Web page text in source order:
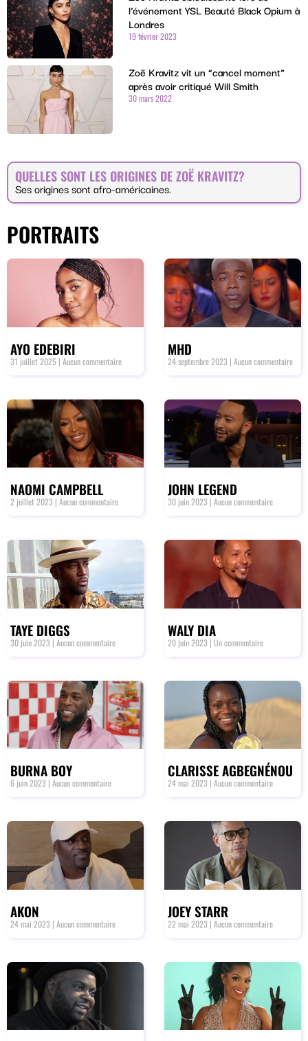
l’événement YSL Beauté Black Opium à
Londres
19 février 2023
Zoë Kravitz vit un “cancel moment”
après avoir critiqué Will Smith
30 mars 2022
QUELLES SONT LES ORIGINES DE ZOË KRAVITZ?
Ses origines sont afro-américaines.
PORTRAITS
AYO EDEBIRI
31 juillet 2025 Aucun commentaire
MHD
24 septembre 2023 Aucun commentaire
NAOMI CAMPBELL
2 juillet 2023 Aucun commentaire
JOHN LEGEND
30 juin 2023 Aucun commentaire
TAYE DIGGS
30 juin 2023 Aucun commentaire
WALY DIA
20 juin 2023 Un commentaire
BURNA BOY
6 juin 2023 Aucun commentaire
CLARISSE AGBEGNÉNOU
24 mai 2023 Aucun commentaire
AKON
24 mai 2023 Aucun commentaire
JOEY STARR
22 mai 2023 Aucun commentaire